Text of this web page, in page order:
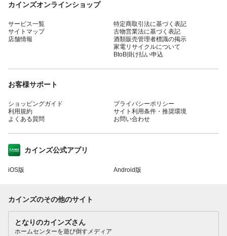
カインズオンラインショップ
サービス一覧
サイトマップ
店舗情報
特定商取引法に基づく表記
古物営業法に基づく表記
酒類販売管理者標識の掲示
家電リサイクルについて
BtoB掛け払い申込
お客様サポート
ショッピングガイド
利用規約
よくある質問
プライバシーポリシー
サイト利用条件・推奨環境
お問い合わせ
カインズ公式アプリ
iOS版 Android版
カインズのその他のサイト
となりのカインズさん
ホームセンターを遊び倒すメディア